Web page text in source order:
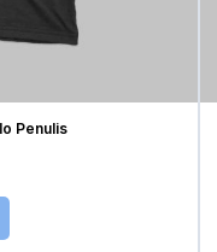
Penulis